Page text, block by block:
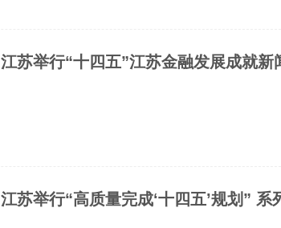
江苏举行“十四五”江苏金融发展成就新
江苏举行“高质量完成‘十四五’规划” 系